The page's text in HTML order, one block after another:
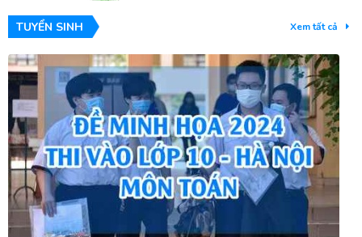
TUYỂN SINH Xem tất cả